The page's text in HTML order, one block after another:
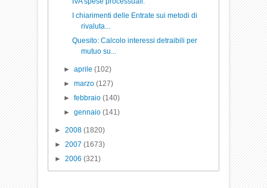
I chiarimenti delle Entrate sui metodi di
rivaluta...
Quesito: Calcolo interessi detraibili per
mutuo su...
► aprile (102)
► marzo (127)
► febbraio (140)
► gennaio (141)
►2008(1820)
►2007(1673)
►2006(321)